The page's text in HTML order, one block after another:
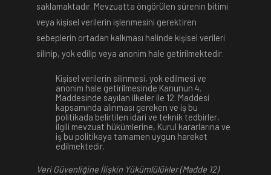
saklamaktadır. Mevzuatta öngörülen sürenin bitimi
veya kişisel verilerin işlenmesini gerektiren
sebeplerin ortadan kalkması halinde kişisel verileri
silinip, yok edilip veya anonim hale getirilmektedir.
Kişisel verilerin silinmesi, yok edilmesi ve
anonim hale getirilmesinde Kanunun 4.
Maddesinde sayılan ilkeler ile 12. Maddesi
kapsamında alınması gereken ve iş bu
politikada belirtilen idari ve teknik tedbirler,
ilgili mevzuat hükümlerine, Kurul kararlarına ve
iş bu politikaya tamamen uygun hareket
edilmektedir.
Veri Güvenliğine İlişkin Yükümlülükler (Madde 12)